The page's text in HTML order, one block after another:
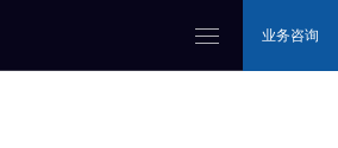
业务咨询